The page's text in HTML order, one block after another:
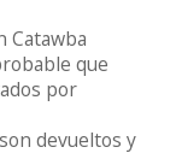
Catawba
que
por
devueltos y